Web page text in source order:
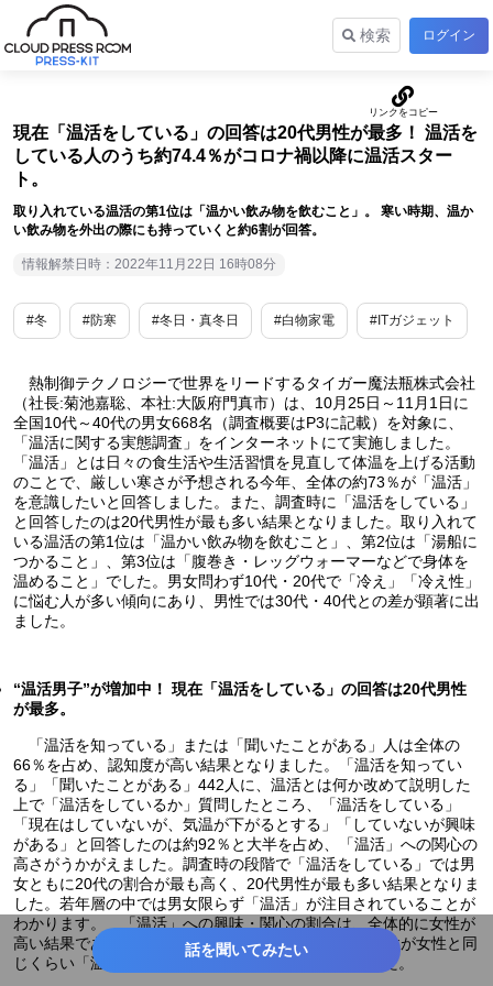
検索 ログイン
現在「温活をしている」の回答は20代男性が最多！ 温活を
している人のうち約74.4％がコロナ禍以降に温活スター
ト。
取り入れている温活の第1位は「温かい飲み物を飲むこと」。 寒い時期、温か
い飲み物を外出の際にも持っていくと約6割が回答。
情報解禁日時：2022年11月22日 16時08分
#冬 #防寒 #冬日・真冬日 #白物家電 #ITガジェット
熱制御テクノロジーで世界をリードするタイガー魔法瓶株式会社
（社長:菊池嘉聡、本社:大阪府門真市）は、10月25日～11月1日に
全国10代～40代の男女668名（調査概要はP3に記載）を対象に、
「温活に関する実態調査」をインターネットにて実施しました。
「温活」とは日々の食生活や生活習慣を見直して体温を上げる活動
のことで、厳しい寒さが予想される今年、全体の約73％が「温活」
を意識したいと回答しました。また、調査時に「温活をしている」
と回答したのは20代男性が最も多い結果となりました。取り入れて
いる温活の第1位は「温かい飲み物を飲むこと」、第2位は「湯船に
つかること」、第3位は「腹巻き・レッグウォーマーなどで身体を
温めること」でした。男女問わず10代・20代で「冷え」「冷え性」
に悩む人が多い傾向にあり、男性では30代・40代との差が顕著に出
ました。
“温活男子”が増加中！ 現在「温活をしている」の回答は20代男性
が最多。
「温活を知っている」または「聞いたことがある」人は全体の
66％を占め、認知度が高い結果となりました。「温活を知ってい
る」「聞いたことがある」442人に、温活とは何か改めて説明した
上で「温活をしているか」質問したところ、「温活をしている」
「現在はしていないが、気温が下がるとする」「していないが興味
がある」と回答したのは約92％と大半を占め、「温活」への関心の
高さがうかがえました。調査時の段階で「温活をしている」では男
女ともに20代の割合が最も高く、20代男性が最も多い結果となりま
した。若年層の中では男女限らず「温活」が注目されていることが
わかります。 「温活」への興味・関心の割合は、全体的に女性が
高い結果である一方で、性年代で分けた際には20代男性が女性と同
じくらい「温活」を取り入れていることがわかりました。
話を聞いてみたい